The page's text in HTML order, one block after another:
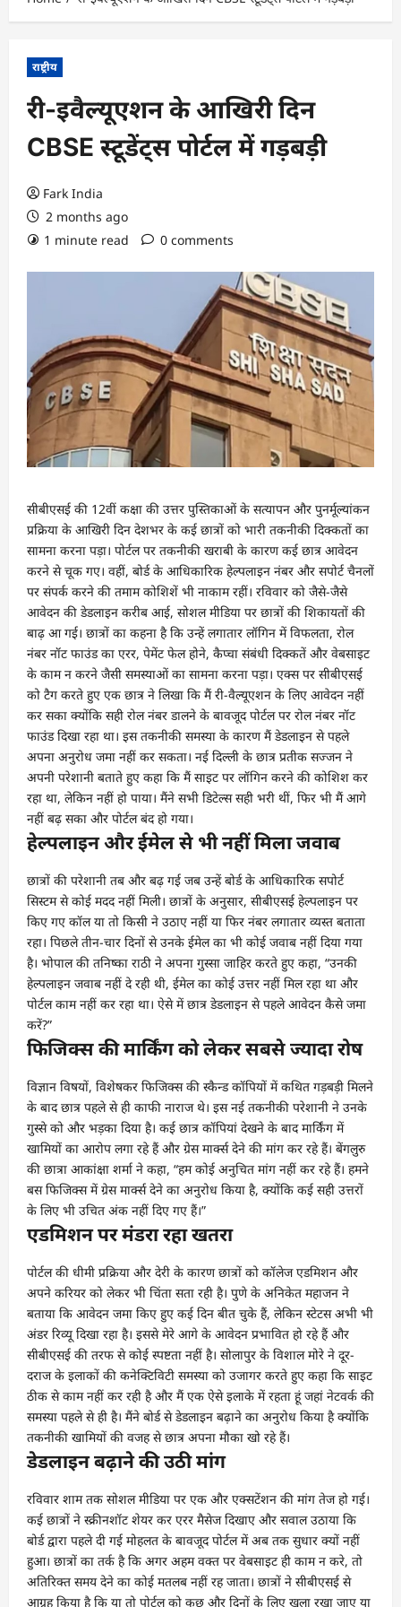
राष्ट्रीय
री-इवैल्यूएशन के आखिरी दिन
CBSE स्टूडेंट्स पोर्टल में गड़बड़ी
Fark India
2 months ago
1 minute read
0 comments
सीबीएसई की 12वीं कक्षा की उत्तर पुस्तिकाओं के सत्यापन और पुनर्मूल्यांकन
प्रक्रिया के आखिरी दिन देशभर के कई छात्रों को भारी तकनीकी दिक्कतों का
सामना करना पड़ा। पोर्टल पर तकनीकी खराबी के कारण कई छात्र आवेदन
करने से चूक गए। वहीं, बोर्ड के आधिकारिक हेल्पलाइन नंबर और सपोर्ट चैनलों
पर संपर्क करने की तमाम कोशिशें भी नाकाम रहीं। रविवार को जैसे-जैसे
आवेदन की डेडलाइन करीब आई, सोशल मीडिया पर छात्रों की शिकायतों की
बाढ़ आ गई। छात्रों का कहना है कि उन्हें लगातार लॉगिन में विफलता, रोल
नंबर नॉट फाउंड का एरर, पेमेंट फेल होने, कैप्चा संबंधी दिक्कतें और वेबसाइट
के काम न करने जैसी समस्याओं का सामना करना पड़ा। एक्स पर सीबीएसई
को टैग करते हुए एक छात्र ने लिखा कि मैं री-वैल्यूएशन के लिए आवेदन नहीं
कर सका क्योंकि सही रोल नंबर डालने के बावजूद पोर्टल पर रोल नंबर नॉट
फाउंड दिखा रहा था। इस तकनीकी समस्या के कारण मैं डेडलाइन से पहले
अपना अनुरोध जमा नहीं कर सकता। नई दिल्ली के छात्र प्रतीक सज्जन ने
अपनी परेशानी बताते हुए कहा कि मैं साइट पर लॉगिन करने की कोशिश कर
रहा था, लेकिन नहीं हो पाया। मैंने सभी डिटेल्स सही भरी थीं, फिर भी मैं आगे
नहीं बढ़ सका और पोर्टल बंद हो गया।
हेल्पलाइन और ईमेल से भी नहीं मिला जवाब
छात्रों की परेशानी तब और बढ़ गई जब उन्हें बोर्ड के आधिकारिक सपोर्ट
सिस्टम से कोई मदद नहीं मिली। छात्रों के अनुसार, सीबीएसई हेल्पलाइन पर
किए गए कॉल या तो किसी ने उठाए नहीं या फिर नंबर लगातार व्यस्त बताता
रहा। पिछले तीन-चार दिनों से उनके ईमेल का भी कोई जवाब नहीं दिया गया
है। भोपाल की तनिष्का राठी ने अपना गुस्सा जाहिर करते हुए कहा, “उनकी
हेल्पलाइन जवाब नहीं दे रही थी, ईमेल का कोई उत्तर नहीं मिल रहा था और
पोर्टल काम नहीं कर रहा था। ऐसे में छात्र डेडलाइन से पहले आवेदन कैसे जमा
करें?”
फिजिक्स की मार्किंग को लेकर सबसे ज्यादा रोष
विज्ञान विषयों, विशेषकर फिजिक्स की स्कैन्ड कॉपियों में कथित गड़बड़ी मिलने
के बाद छात्र पहले से ही काफी नाराज थे। इस नई तकनीकी परेशानी ने उनके
गुस्से को और भड़का दिया है। कई छात्र कॉपियां देखने के बाद मार्किंग में
खामियों का आरोप लगा रहे हैं और ग्रेस मार्क्स देने की मांग कर रहे हैं। बेंगलुरु
की छात्रा आकांक्षा शर्मा ने कहा, “हम कोई अनुचित मांग नहीं कर रहे हैं। हमने
बस फिजिक्स में ग्रेस मार्क्स देने का अनुरोध किया है, क्योंकि कई सही उत्तरों
के लिए भी उचित अंक नहीं दिए गए हैं।”
एडमिशन पर मंडरा रहा खतरा
पोर्टल की धीमी प्रक्रिया और देरी के कारण छात्रों को कॉलेज एडमिशन और
अपने करियर को लेकर भी चिंता सता रही है। पुणे के अनिकेत महाजन ने
बताया कि आवेदन जमा किए हुए कई दिन बीत चुके हैं, लेकिन स्टेटस अभी भी
अंडर रिव्यू दिखा रहा है। इससे मेरे आगे के आवेदन प्रभावित हो रहे हैं और
सीबीएसई की तरफ से कोई स्पष्टता नहीं है। सोलापुर के विशाल मोरे ने दूर-
दराज के इलाकों की कनेक्टिविटी समस्या को उजागर करते हुए कहा कि साइट
ठीक से काम नहीं कर रही है और मैं एक ऐसे इलाके में रहता हूं जहां नेटवर्क की
समस्या पहले से ही है। मैंने बोर्ड से डेडलाइन बढ़ाने का अनुरोध किया है क्योंकि
तकनीकी खामियों की वजह से छात्र अपना मौका खो रहे हैं।
डेडलाइन बढ़ाने की उठी मांग
रविवार शाम तक सोशल मीडिया पर एक और एक्सटेंशन की मांग तेज हो गई।
कई छात्रों ने स्क्रीनशॉट शेयर कर एरर मैसेज दिखाए और सवाल उठाया कि
बोर्ड द्वारा पहले दी गई मोहलत के बावजूद पोर्टल में अब तक सुधार क्यों नहीं
हुआ। छात्रों का तर्क है कि अगर अहम वक्त पर वेबसाइट ही काम न करे, तो
अतिरिक्त समय देने का कोई मतलब नहीं रह जाता। छात्रों ने सीबीएसई से
आग्रह किया है कि या तो पोर्टल को कुछ और दिनों के लिए खुला रखा जाए या